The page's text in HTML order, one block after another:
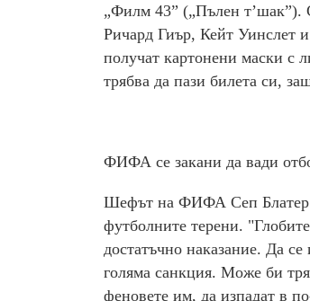
„Филм 43” („Пълен
Ричард Гиър, Кейт Уинслет
получат картонени маски с
трябва да пази билета си,
ФИФА се закани да вади
Шефът на ФИФА Сеп Блатер
футболните терени.
достатъчно наказание. Да
голяма санкция. Може би
феновете им, да изпадат в